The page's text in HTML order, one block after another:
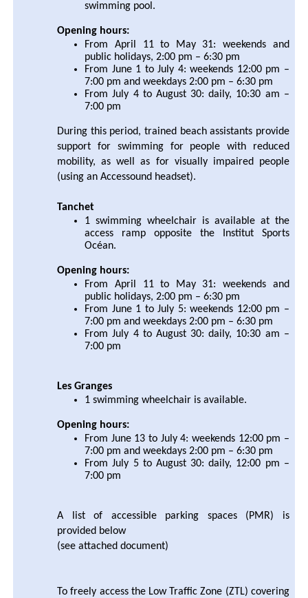
swimming pool.
Opening hours:
From April 11 to May 31: weekends and
public holidays, 2:00 pm – 6:30 pm
From June 1 to July 4: weekends 12:00 pm –
7:00 pm and weekdays 2:00 pm – 6:30 pm
From July 4 to August 30: daily, 10:30 am –
7:00 pm
During this period, trained beach assistants provide
support for swimming for people with reduced
mobility, as well as for visually impaired people
(using an Accessound headset).
Tanchet
1 swimming wheelchair is available at the
access ramp opposite the Institut Sports
Océan.
Opening hours:
From April 11 to May 31: weekends and
public holidays, 2:00 pm – 6:30 pm
From June 1 to July 5: weekends 12:00 pm –
7:00 pm and weekdays 2:00 pm – 6:30 pm
From July 4 to August 30: daily, 10:30 am –
7:00 pm
Les Granges
1 swimming wheelchair is available.
Opening hours:
From June 13 to July 4: weekends 12:00 pm –
7:00 pm and weekdays 2:00 pm – 6:30 pm
From July 5 to August 30: daily, 12:00 pm –
7:00 pm
A list of accessible parking spaces (PMR) is
provided below
(see attached document)
To freely access the Low Traffic Zone (ZTL) covering